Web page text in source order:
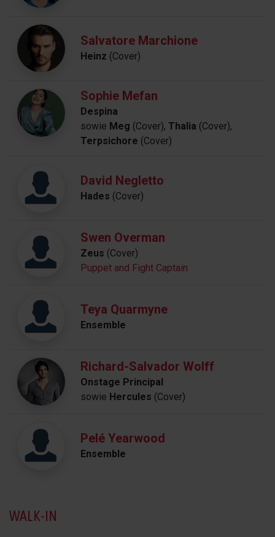
Salvatore Marchione
Heinz (Cover)
Sophie Mefan
Despina
sowie Meg (Cover), Thalia (Cover),
Terpsichore (Cover)
David Negletto
Hades (Cover)
Swen Overman
Zeus (Cover)
Puppet and Fight Captain
Teya Quarmyne
Ensemble
Richard-Salvador Wolff
Onstage Principal
sowie Hercules (Cover)
Pelé Yearwood
Ensemble
WALK-IN